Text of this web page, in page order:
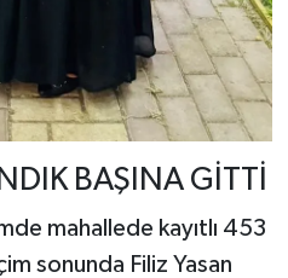
BAŞINA GİTTİ
mahallede kayıtlı 453
sonunda Filiz Yasan